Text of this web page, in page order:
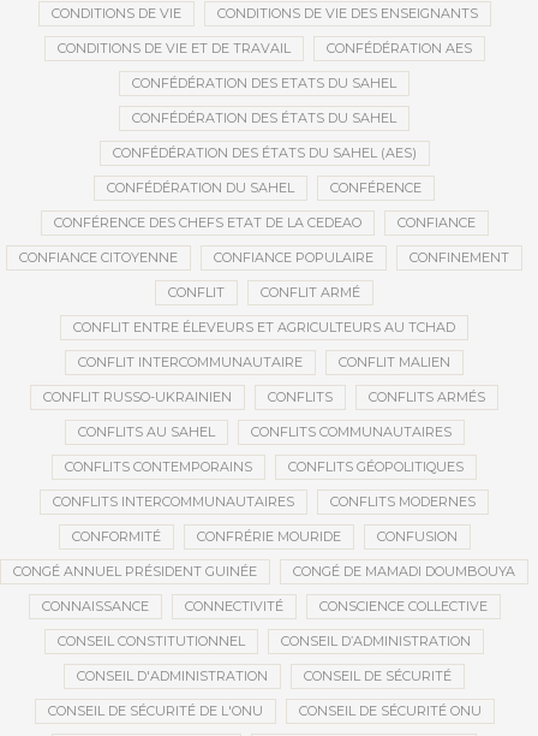
CONDITIONS DE VIE CONDITIONS DE VIE DES ENSEIGNANTS
CONDITIONS DE VIE ET DE TRAVAIL CONFÉDÉRATION AES
CONFÉDÉRATION DES ETATS DU SAHEL
CONFÉDÉRATION DES ÉTATS DU SAHEL
CONFÉDÉRATION DES ÉTATS DU SAHEL (AES)
CONFÉDÉRATION DU SAHEL CONFÉRENCE
CONFÉRENCE DES CHEFS ETAT DE LA CEDEAO CONFIANCE
CONFIANCE CITOYENNE CONFIANCE POPULAIRE CONFINEMENT
CONFLIT CONFLIT ARMÉ
CONFLIT ENTRE ÉLEVEURS ET AGRICULTEURS AU TCHAD
CONFLIT INTERCOMMUNAUTAIRE CONFLIT MALIEN
CONFLIT RUSSO-UKRAINIEN CONFLITS CONFLITS ARMÉS
CONFLITS AU SAHEL CONFLITS COMMUNAUTAIRES
CONFLITS CONTEMPORAINS CONFLITS GÉOPOLITIQUES
CONFLITS INTERCOMMUNAUTAIRES CONFLITS MODERNES
CONFORMITÉ CONFRÉRIE MOURIDE CONFUSION
CONGÉ ANNUEL PRÉSIDENT GUINÉE CONGÉ DE MAMADI DOUMBOUYA
CONNAISSANCE CONNECTIVITÉ CONSCIENCE COLLECTIVE
CONSEIL CONSTITUTIONNEL CONSEIL D’ADMINISTRATION
CONSEIL D'ADMINISTRATION CONSEIL DE SÉCURITÉ
CONSEIL DE SÉCURITÉ DE L'ONU CONSEIL DE SÉCURITÉ ONU